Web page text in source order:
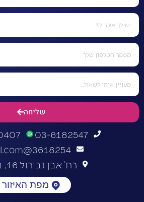
שליחה
03-6182547
3618254@gmail.com
רח' אבן גבירול 16, בני ברק
מפת האיזור